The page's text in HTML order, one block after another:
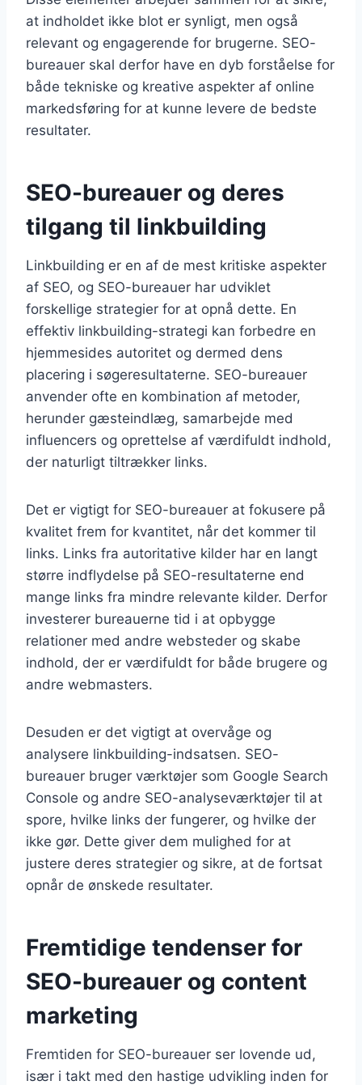
at indholdet ikke blot er synligt, men også
relevant og engagerende for brugerne. SEO-
bureauer skal derfor have en dyb forståelse for
både tekniske og kreative aspekter af online
markedsføring for at kunne levere de bedste
resultater.
SEO-bureauer og deres
tilgang til linkbuilding
Linkbuilding er en af de mest kritiske aspekter
af SEO, og SEO-bureauer har udviklet
forskellige strategier for at opnå dette. En
effektiv linkbuilding-strategi kan forbedre en
hjemmesides autoritet og dermed dens
placering i søgeresultaterne. SEO-bureauer
anvender ofte en kombination af metoder,
herunder gæsteindlæg, samarbejde med
influencers og oprettelse af værdifuldt indhold,
der naturligt tiltrækker links.
Det er vigtigt for SEO-bureauer at fokusere på
kvalitet frem for kvantitet, når det kommer til
links. Links fra autoritative kilder har en langt
større indflydelse på SEO-resultaterne end
mange links fra mindre relevante kilder. Derfor
investerer bureauerne tid i at opbygge
relationer med andre websteder og skabe
indhold, der er værdifuldt for både brugere og
andre webmasters.
Desuden er det vigtigt at overvåge og
analysere linkbuilding-indsatsen. SEO-
bureauer bruger værktøjer som Google Search
Console og andre SEO-analyseværktøjer til at
spore, hvilke links der fungerer, og hvilke der
ikke gør. Dette giver dem mulighed for at
justere deres strategier og sikre, at de fortsat
opnår de ønskede resultater.
Fremtidige tendenser for
SEO-bureauer og content
marketing
Fremtiden for SEO-bureauer ser lovende ud,
især i takt med den hastige udvikling inden for